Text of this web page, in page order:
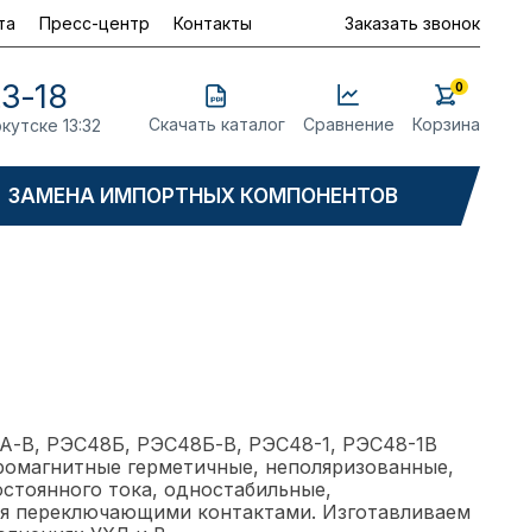
Пресс-центр Контакты Заказать звонок
18
13:32 Скачать каталог Сравнение Корзина
0
ЗАМЕНА ИМПОРТНЫХ КОМПОНЕНТОВ
В, РЭС48Б, РЭС48Б-В, РЭС48-1, РЭС48-1В
герметичные, неполяризованные,
тока, одностабильные,
переключающими контактами. Изготавливаем